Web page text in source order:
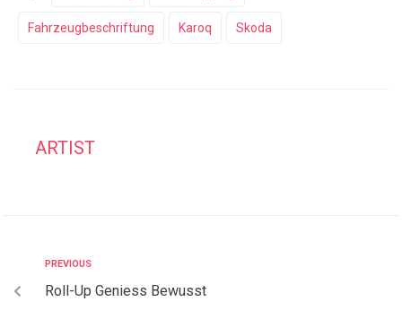
Fahrzeugbeschriftung Karoq Skoda
ARTIST
PREVIOUS
Roll-Up Geniess Bewusst